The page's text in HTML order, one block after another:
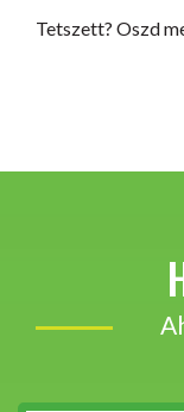
Tetszett? Oszd